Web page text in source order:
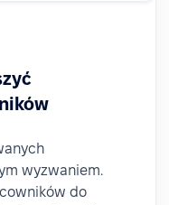
wyzwaniem.
do